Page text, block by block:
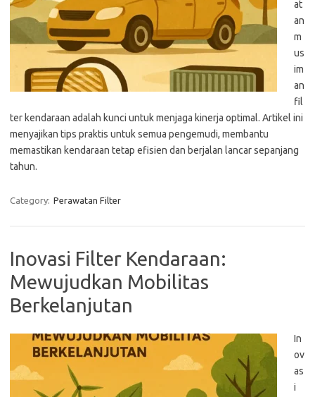
at
an
m
us
im
an
fil
ter kendaraan adalah kunci untuk menjaga kinerja optimal. Artikel ini
menyajikan tips praktis untuk semua pengemudi, membantu
memastikan kendaraan tetap efisien dan berjalan lancar sepanjang
tahun.
Category: Perawatan Filter
Inovasi Filter Kendaraan:
Mewujudkan Mobilitas
Berkelanjutan
In
ov
as
i